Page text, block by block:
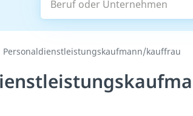
Personaldienstleistungskaufmann/kauffrau